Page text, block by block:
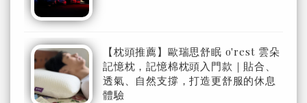
【枕頭推薦】歐瑞思舒眠 o'rest 雲朵
記憶枕，記憶棉枕頭入門款｜貼合、
透氣、自然支撐，打造更舒服的休息
體驗